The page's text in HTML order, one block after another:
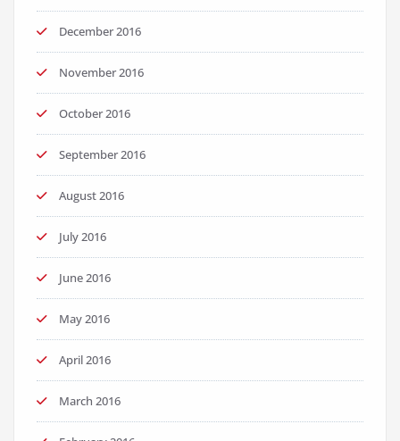
December 2016
November 2016
October 2016
September 2016
August 2016
July 2016
June 2016
May 2016
April 2016
March 2016